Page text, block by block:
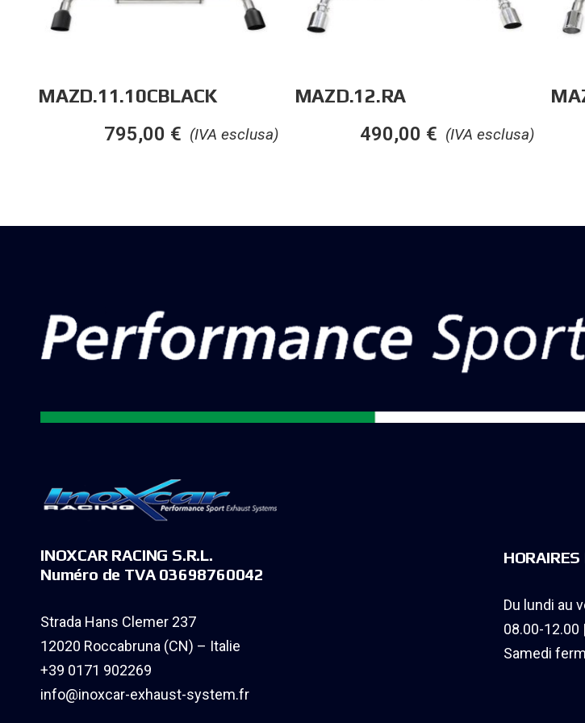
MAZD.11.10CBLACK
(IVA esclusa)
795,00 €
MAZD.12.RA
(IVA esclusa)
490,00 €
INOXCAR RACING S.R.L.
Numéro de TVA 03698760042
Strada Hans Clemer 237
12020 Roccabruna (CN) – Italie
+39 0171 902269
info@inoxcar-exhaust-system.fr
HORAIRES
Du lundi au
08.00-12.00
Samedi